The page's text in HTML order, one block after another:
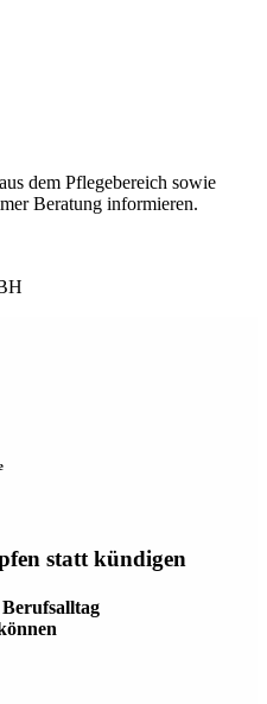
dem Pflegebereich sowie
Beratung informieren.
statt kündigen